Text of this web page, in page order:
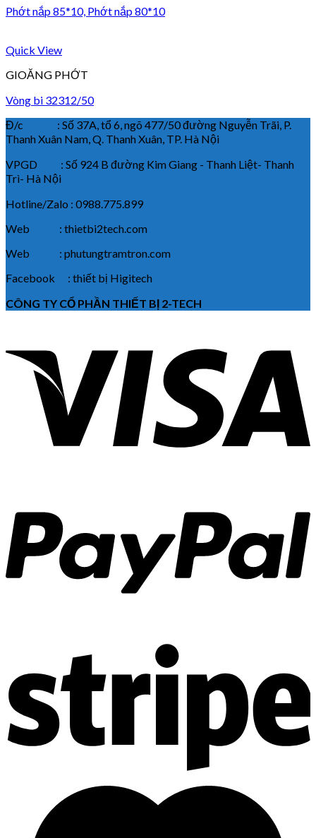
Phớt nắp 85*10, Phớt nắp 80*10
Quick View
GIOĂNG PHỚT
Vòng bi 32312/50
Đ/c : Số 37A, tổ 6, ngõ 477/50 đường Nguyễn Trãi, P.
Thanh Xuân Nam, Q. Thanh Xuân, TP. Hà Nội
VPGD : Số 924 B đường Kim Giang - Thanh Liệt- Thanh
Trì- Hà Nội
Hotline/Zalo : 0988.775.899
Web : thietbi2tech.com
Web : phutungtramtron.com
Facebook : thiết bị Higitech
CÔNG TY CỔ PHẦN THIẾT BỊ 2-TECH